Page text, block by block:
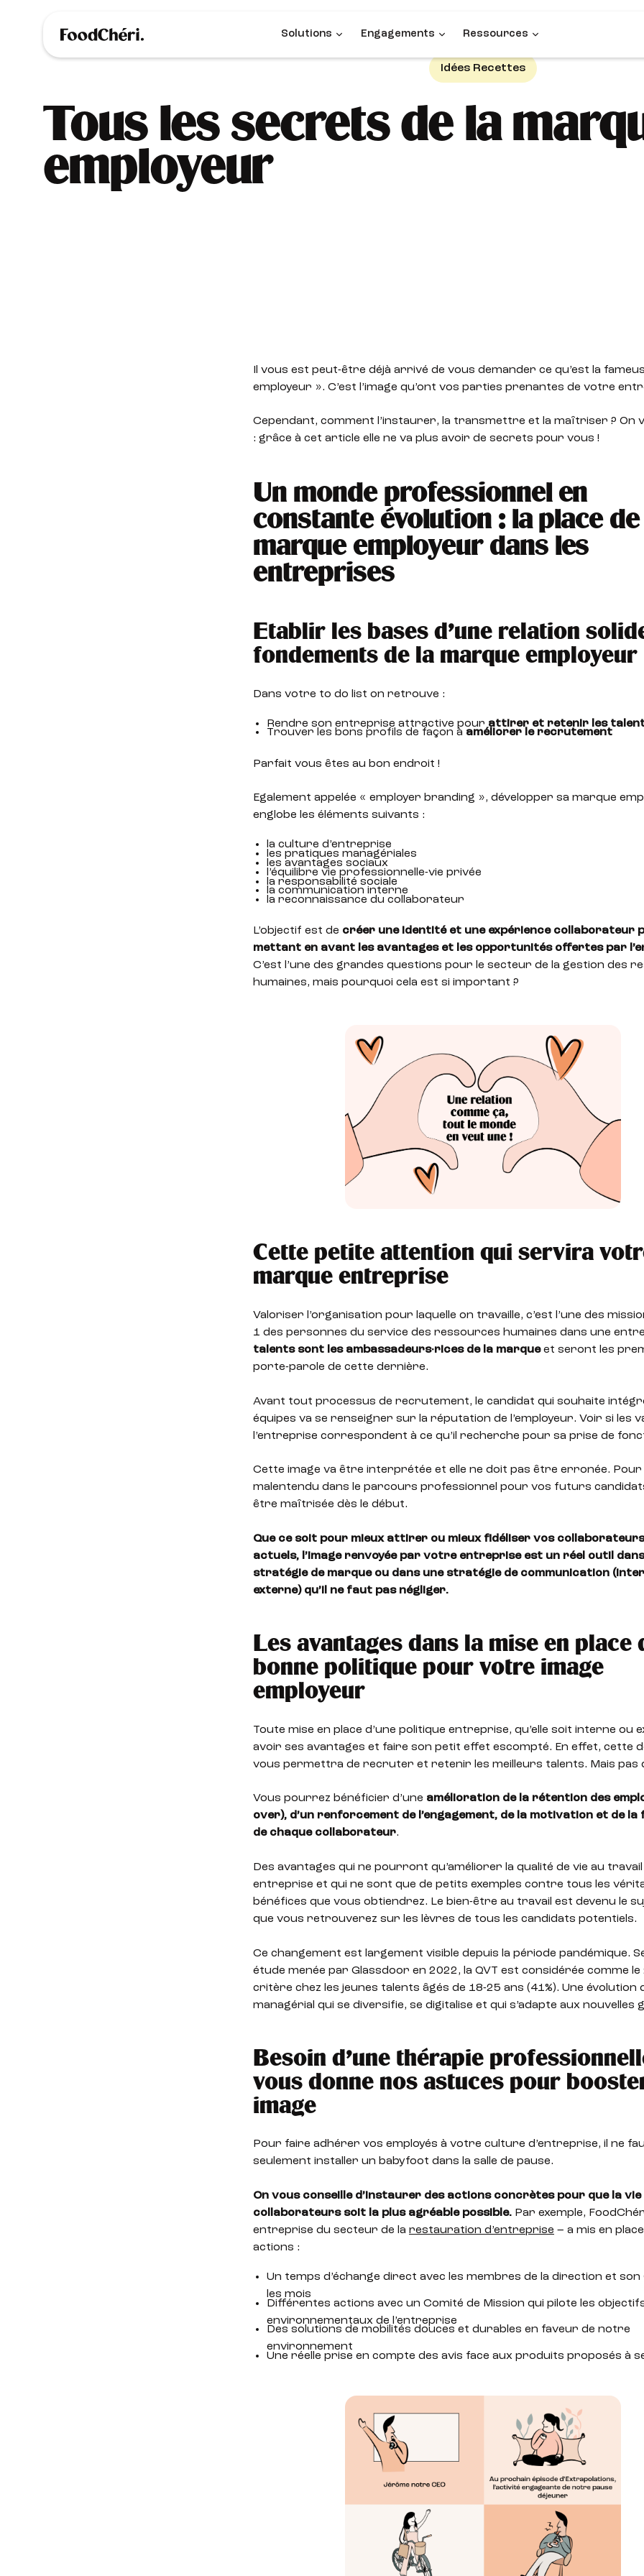
Solutions Engagements Ressources
Idées Recettes
Tous les secrets de la
employeur
Il vous est peut-être déjà arrivé de vous demander ce qu’est la
employeur ». C’est l’image qu’ont vos parties prenantes de votre
Cependant, comment l’instaurer, la transmettre et la maîtriser ? On
: grâce à cet article elle ne va plus avoir de secrets pour vous !
Un monde professionnel en
constante évolution : la place de
marque employeur dans les
entreprises
Etablir les bases d’une relation
fondements de la marque employeur
Dans votre to do list on retrouve :
Rendre son entreprise attractive pour attirer et retenir les
Trouver les bons profils de façon à améliorer le recrutement
Parfait vous êtes au bon endroit !
Egalement appelée « employer branding », développer sa marque
englobe les éléments suivants :
la culture d’entreprise
les pratiques managériales
les avantages sociaux
l’équilibre vie professionnelle-vie privée
la responsabilité sociale
la communication interne
la reconnaissance du collaborateur
L’objectif est de créer une identité et une expérience collaborateur
mettant en avant les avantages et les opportunités offertes par
C’est l’une des grandes questions pour le secteur de la gestion des
humaines, mais pourquoi cela est si important ?
Cette petite attention qui servira
marque entreprise
Valoriser l’organisation pour laquelle on travaille, c’est l’une des
1 des personnes du service des ressources humaines dans une
talents sont les ambassadeurs·rices de la marqueet seront les
porte-parole de cette dernière.
Avant tout processus de recrutement, le candidat qui souhaite
équipes va se renseigner sur la réputation de l’employeur. Voir si les
l’entreprise correspondent à ce qu’il recherche pour sa prise de
Cette image va être interprétée et elle ne doit pas être erronée.
malentendu dans le parcours professionnel pour vos futurs
être maîtrisée dès le début.
Que ce soit pour mieux attirer ou mieux fidéliser vos
actuels, l’image renvoyée par votre entreprise est un réel outil
stratégie de marque ou dans une stratégie de communication
externe) qu’il ne faut pas négliger.
Les avantages dans la mise en place
bonne politique pour votre image
employeur
Toute mise en place d’une politique entreprise, qu’elle soit interne ou
avoir ses avantages et faire son petit effet escompté. En effet, cette
vous permettra de recruter et retenir les meilleurs talents. Mais pas
Vous pourrez bénéficier d’une amélioration de la rétention des
over), d’un renforcement de l’engagement, de la motivation et de la
de chaque collaborateur.
Des avantages qui ne pourront qu’améliorer la qualité de vie au
entreprise et qui ne sont que de petits exemples contre tous les
bénéfices que vous obtiendrez. Le bien-être au travail est devenu le
que vous retrouverez sur les lèvres de tous les candidats potentiels.
Ce changement est largement visible depuis la période pandémique.
étude menée par Glassdoor en 2022, la QVT est considérée comme le
critère chez les jeunes talents âgés de 18-25 ans (41%). Une évolution
managérial qui se diversifie, se digitalise et qui s’adapte aux nouvelles
Besoin d’une thérapie
vous donne nos astuces pour
image
Pour faire adhérer vos employés à votre culture d’entreprise, il ne
seulement installer un babyfoot dans la salle de pause.
On vous conseille d’instaurer des actions concrètes pour que la vie
collaborateurs soit la plus agréable possible. Par exemple,
entreprise du secteur de la restauration d’entreprise – a mis en
actions :
Un temps d’échange direct avec les membres de la direction et son
les mois
Différentes actions avec un Comité de Mission qui pilote les
environnementaux de l’entreprise
Des solutions de mobilités douces et durables en faveur de notre
environnement
Une réelle prise en compte des avis face aux produits proposés à